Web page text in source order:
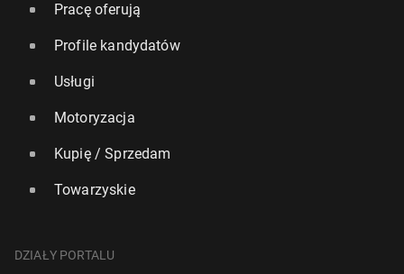
Pracę oferują
Profile kandydatów
Usługi
Motoryzacja
Kupię / Sprzedam
Towarzyskie
DZIAŁY PORTALU